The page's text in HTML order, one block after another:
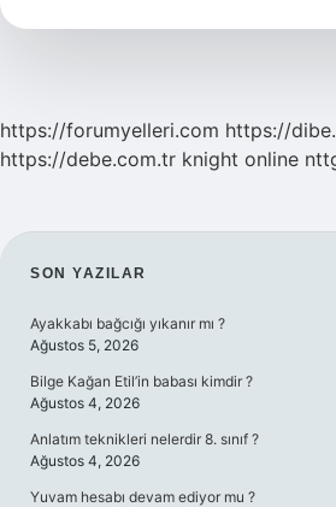
https://forumyelleri.com https://
https://debe.com.tr knight online
SIDEBAR
SON YAZILAR
Ayakkabı bağcığı yıkanır mı ?
Ağustos 5, 2026
Bilge Kağan Etil’in babası kimdir ?
Ağustos 4, 2026
Anlatım teknikleri nelerdir 8. sınıf ?
Ağustos 4, 2026
Yuvam hesabı devam ediyor mu ?